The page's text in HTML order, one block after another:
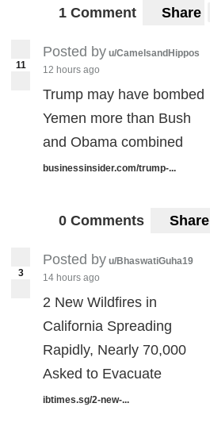
1 Comment Share
11
Posted by u/CamelsandHippos
12 hours ago
Trump may have bombed
Yemen more than Bush
and Obama combined
businessinsider.com/trump-...
0 Comments Share
3
Posted by u/BhaswatiGuha19
14 hours ago
2 New Wildfires in
California Spreading
Rapidly, Nearly 70,000
Asked to Evacuate
ibtimes.sg/2-new-...